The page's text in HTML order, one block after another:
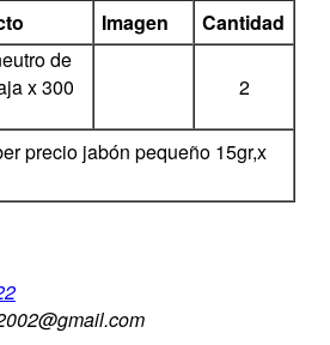
Imagen Cantidad
de
x 300
2
precio jabón pequeño 15gr,x